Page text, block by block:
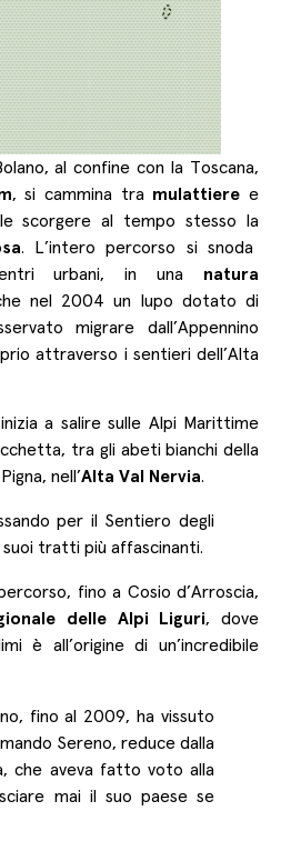
al confine con la Toscana,
, si cammina tra mulattiere e
scorgere al tempo stesso la
. L’intero percorso si snoda
urbani, in una natura
nel 2004 un lupo dotato di
migrare dall’Appennino
attraverso i sentieri dell’Alta
a salire sulle Alpi Marittime
tra gli abeti bianchi della
nell’Alta Val Nervia.
per il Sentiero degli
tratti più affascinanti.
fino a Cosio d’Arroscia,
delle Alpi Liguri, dove
è all’origine di un’incredibile
fino al 2009, ha vissuto
Sereno, reduce dalla
che aveva fatto voto alla
mai il suo paese se